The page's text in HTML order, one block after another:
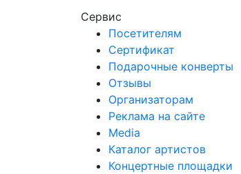
Сервис
Посетителям
Сертификат
Подарочные конверты
Отзывы
Организаторам
Реклама на сайте
Media
Каталог артистов
Концертные площадки